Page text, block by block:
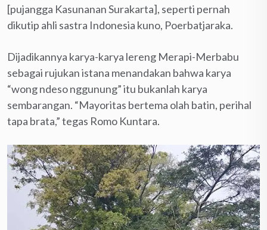
[pujangga Kasunanan Surakarta], seperti pernah
dikutip ahli sastra Indonesia kuno, Poerbatjaraka.
Dijadikannya karya-karya lereng Merapi-Merbabu
sebagai rujukan istana menandakan bahwa karya
“wong ndeso nggunung” itu bukanlah karya
sembarangan. “Mayoritas bertema olah batin, perihal
tapa brata,” tegas Romo Kuntara.